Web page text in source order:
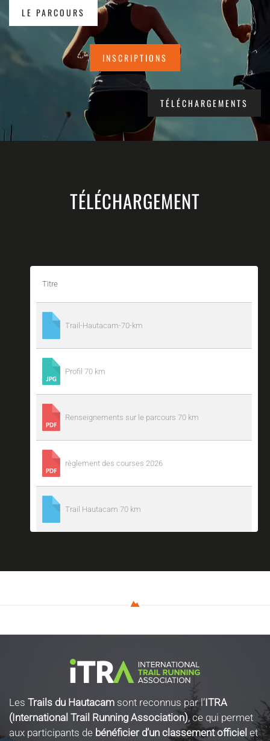
LE PARCOURS
INSCRIPTIONS
TÉLÉCHARGEMENTS
TÉLÉCHARGEMENT
Titre
Trail-Hautacam-70-km
Profil 70 km
Renseignements sur le parcours 70 km
règlement des courses 2026
Trail Hautacam 70 km
Les Trails du Hautacam sont reconnus par l’ITRA
(International Trail Running Association), ce qui permet
aux participants de bénéficier d’un classement officiel et